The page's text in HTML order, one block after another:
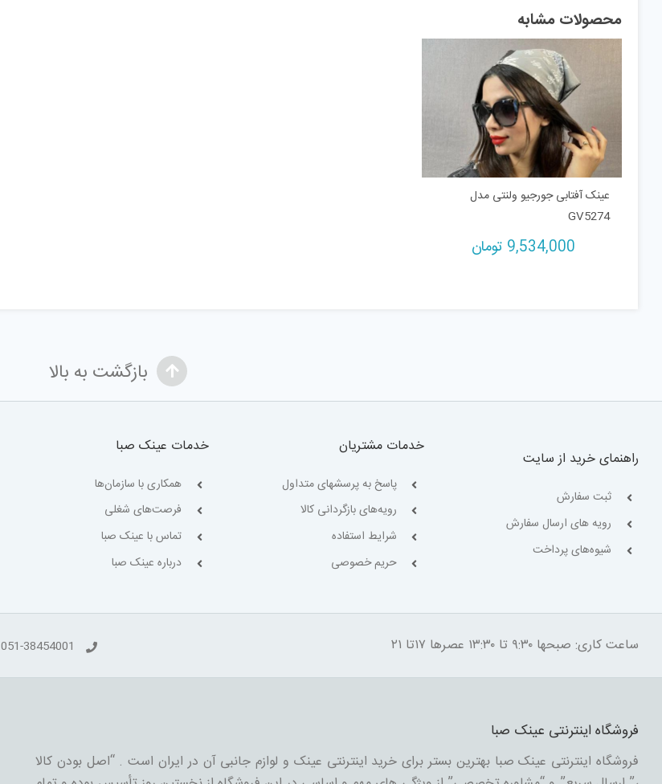
محصولات مشابه
عینک آفتابی جورجیو ولنتی مدل
GV5274
9,534,000 تومان
بازگشت به بالا
راهنمای خرید از سایت
ثبت سفارش
رویه های ارسال سفارش
شیوه‌های پرداخت
خدمات مشتریان
پاسخ به پرسشهای متداول
رویه‌های بازگردانی کالا
شرایط استفاده
حریم خصوصی
خدمات عینک صبا
همکاری با سازمان‌ها
فرصت‌های شغلی
تماس با عینک صبا
درباره عینک صبا
ساعت کاری: صبحها ۹:۳۰ تا ۱۳:۳۰ عصرها ۱۷تا ۲۱ 051-38454001
فروشگاه اینترنتی عینک صبا
فروشگاه اینترنتی عینک صبا بهترین بستر برای خرید اینترنتی عینک و لوازم جانبی آن در ایران است . “اصل بودن کالا